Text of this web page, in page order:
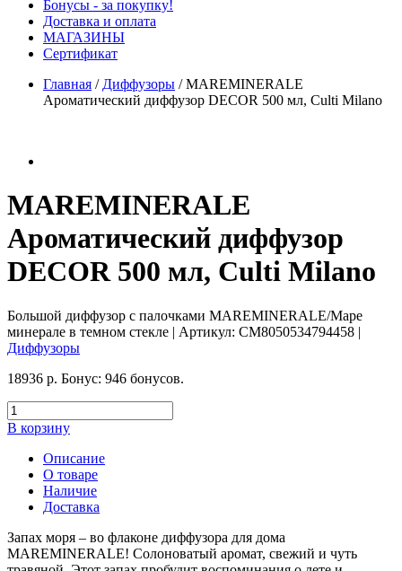
Бонусы - за покупку!
Доставка и оплата
МАГАЗИНЫ
Cертификат
Главная / Диффузоры /MAREMINERALE
Ароматический диффузор DECOR 500 мл, Culti Milano
MAREMINERALE
Ароматический диффузор
DECOR 500 мл, Culti Milano
Большой диффузор с палочками MAREMINERALE/Маре
минерале в темном стекле | Артикул: CM8050534794458 |
Диффузоры
18936 р. Бонус: 946 бонусов.
В корзину
Описание
О товаре
Наличие
Доставка
Запах моря – во флаконе диффузора для дома
MAREMINERALE! Солоноватый аромат, свежий и чуть